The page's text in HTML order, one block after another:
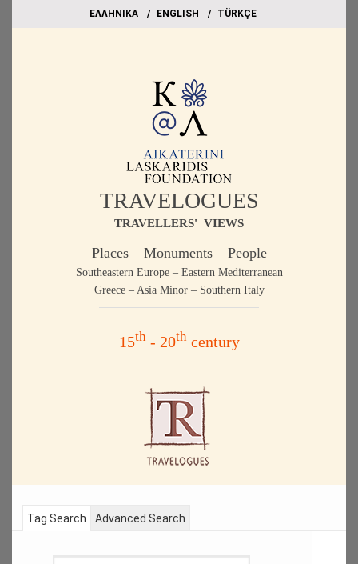
EΛΛΗΝΙΚΑ ΕΝGLISH TÜRKÇE
TRAVELOGUES
TRAVELLERS' VIEWS
Places – Monuments – People
Southeastern Europe – Eastern Mediterranean
Greece – Asia Minor – Southern Italy
15th- 20thcentury
Tag Search Advanced Search